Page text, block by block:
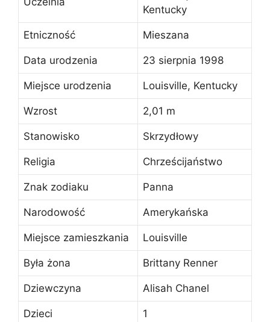
Kentucky
Etniczność Mieszana
Data urodzenia 23 sierpnia 1998
Miejsce urodzenia Louisville, Kentucky
Wzrost 2,01 m
Stanowisko Skrzydłowy
Religia Chrześcijaństwo
Znak zodiaku Panna
Narodowość Amerykańska
Miejsce zamieszkania Louisville
Była żona Brittany Renner
Dziewczyna Alisah Chanel
Dzieci 1